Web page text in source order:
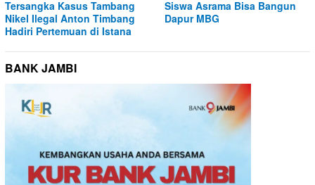
Tersangka Kasus Tambang
Nikel Ilegal Anton Timbang
Hadiri Pertemuan di Istana
Siswa Asrama Bisa Bangun
Dapur MBG
BANK JAMBI